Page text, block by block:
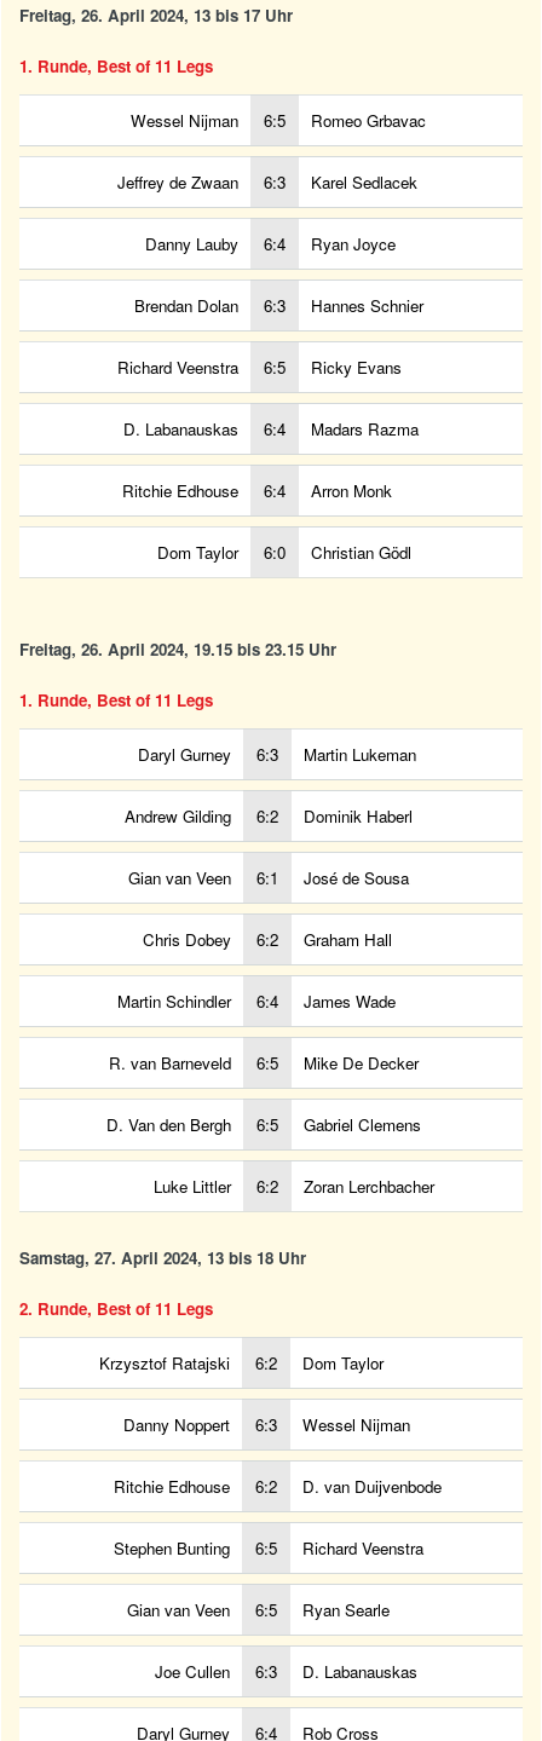
Freitag, 26. April 2024, 13 bis 17 Uhr
1. Runde, Best of 11 Legs
Wessel Nijman 6:5 Romeo Grbavac
Jeffrey de Zwaan 6:3 Karel Sedlacek
Danny Lauby 6:4 Ryan Joyce
Brendan Dolan 6:3 Hannes Schnier
Richard Veenstra 6:5 Ricky Evans
D. Labanauskas 6:4 Madars Razma
Ritchie Edhouse 6:4 Arron Monk
Dom Taylor 6:0 Christian Gödl
Freitag, 26. April 2024, 19.15 bis 23.15 Uhr
1. Runde, Best of 11 Legs
Daryl Gurney 6:3 Martin Lukeman
Andrew Gilding 6:2 Dominik Haberl
Gian van Veen 6:1 José de Sousa
Chris Dobey 6:2 Graham Hall
Martin Schindler 6:4 James Wade
R. van Barneveld 6:5 Mike De Decker
D. Van den Bergh 6:5 Gabriel Clemens
Luke Littler 6:2 Zoran Lerchbacher
Samstag, 27. April 2024, 13 bis 18 Uhr
2. Runde, Best of 11 Legs
Krzysztof Ratajski 6:2 Dom Taylor
Danny Noppert 6:3 Wessel Nijman
Ritchie Edhouse 6:2 D. van Duijvenbode
Stephen Bunting 6:5 Richard Veenstra
Gian van Veen 6:5 Ryan Searle
Joe Cullen 6:3 D. Labanauskas
Daryl Gurney 6:4 Rob Cross